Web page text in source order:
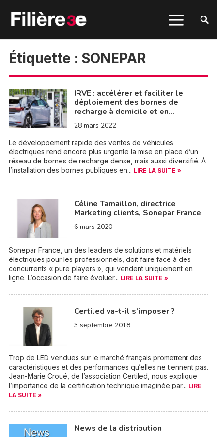
Étiquette : SONEPAR
IRVE : accélérer et faciliter le
déploiement des bornes de
recharge à domicile et en…
28 mars 2022
Le développement rapide des ventes de véhicules
électriques rend encore plus urgente la mise en place d’un
réseau de bornes de recharge dense, mais aussi diversifié. À
l’installation des bornes publiques en... LIRE LA SUITE »
Céline Tamaillon, directrice
Marketing clients, Sonepar France
6 mars 2020
Sonepar France, un des leaders de solutions et matériels
électriques pour les professionnels, doit faire face à des
concurrents « pure players », qui vendent uniquement en
ligne. L’occasion de faire évoluer... LIRE LA SUITE »
Certiled va-t-il s’imposer ?
3 septembre 2018
Trop de LED vendues sur le marché français promettent des
caractéristiques et des performances qu’elles ne tiennent pas.
Jean-Marie Croué, de l’association Certiled, nous explique
l’importance de la certification technique imaginée par... LIRE
LA SUITE »
News de la distribution